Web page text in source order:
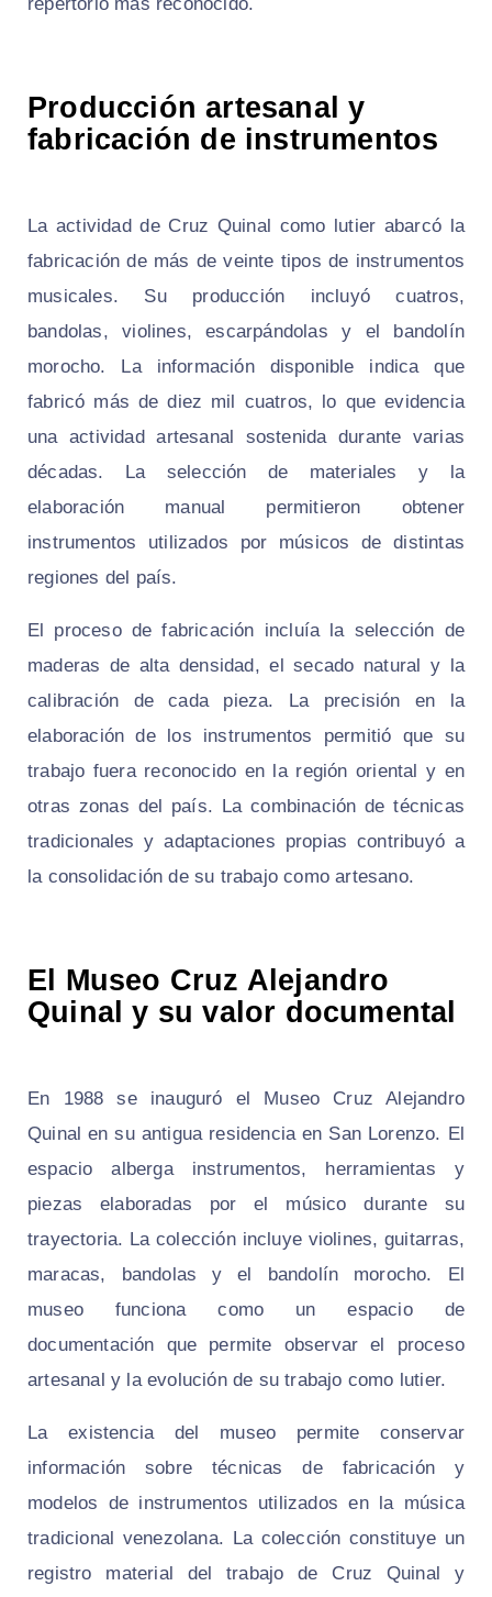
repertorio más reconocido.
Producción artesanal y
fabricación de instrumentos
La actividad de Cruz Quinal como lutier abarcó la
fabricación de más de veinte tipos de instrumentos
musicales. Su producción incluyó cuatros,
bandolas, violines, escarpándolas y el bandolín
morocho. La información disponible indica que
fabricó más de diez mil cuatros, lo que evidencia
una actividad artesanal sostenida durante varias
décadas. La selección de materiales y la
elaboración manual permitieron obtener
instrumentos utilizados por músicos de distintas
regiones del país.
El proceso de fabricación incluía la selección de
maderas de alta densidad, el secado natural y la
calibración de cada pieza. La precisión en la
elaboración de los instrumentos permitió que su
trabajo fuera reconocido en la región oriental y en
otras zonas del país. La combinación de técnicas
tradicionales y adaptaciones propias contribuyó a
la consolidación de su trabajo como artesano.
El Museo Cruz Alejandro
Quinal y su valor documental
En 1988 se inauguró el Museo Cruz Alejandro
Quinal en su antigua residencia en San Lorenzo. El
espacio alberga instrumentos, herramientas y
piezas elaboradas por el músico durante su
trayectoria. La colección incluye violines, guitarras,
maracas, bandolas y el bandolín morocho. El
museo funciona como un espacio de
documentación que permite observar el proceso
artesanal y la evolución de su trabajo como lutier.
La existencia del museo permite conservar
información sobre técnicas de fabricación y
modelos de instrumentos utilizados en la música
tradicional venezolana. La colección constituye un
registro material del trabajo de Cruz Quinal y